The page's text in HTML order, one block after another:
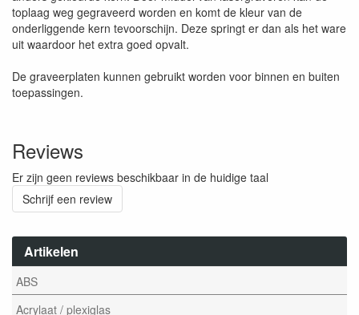
Artikelen
ABS
Acrylaat / plexiglas
toplaag weg gegraveerd worden en komt de kleur van de
onderliggende kern tevoorschijn. Deze springt er dan als het ware
uit waardoor het extra goed opvalt.
De graveerplaten kunnen gebruikt worden voor binnen en buiten
toepassingen.
Reviews
Er zijn geen reviews beschikbaar in de huidige taal
Schrijf een review